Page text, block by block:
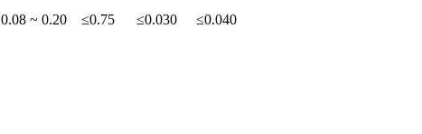
0.08 ~ 0.20 ≤0.75 ≤0.030 ≤0.040